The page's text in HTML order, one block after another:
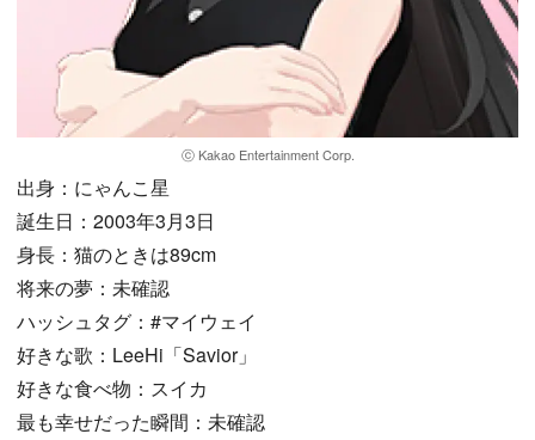
ⓒ Kakao Entertainment Corp.
出身：にゃんこ星
誕生日：2003年3月3日
身長：猫のときは89cm
将来の夢：未確認
ハッシュタグ：#マイウェイ
好きな歌：LeeHi「Savior」
好きな食べ物：スイカ
最も幸せだった瞬間：未確認